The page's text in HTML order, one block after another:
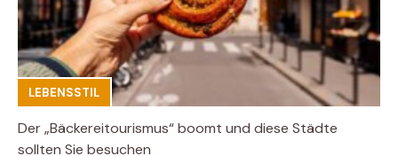
LEBENSSTIL
Der „Bäckereitourismus“ boomt und diese Städte
sollten Sie besuchen